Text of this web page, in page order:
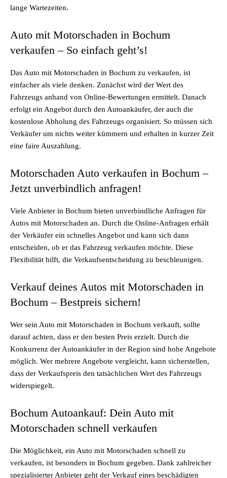
lange Wartezeiten.
Auto mit Motorschaden in Bochum
verkaufen – So einfach geht’s!
Das Auto mit Motorschaden in Bochum zu verkaufen, ist
einfacher als viele denken. Zunächst wird der Wert des
Fahrzeugs anhand von Online-Bewertungen ermittelt. Danach
erfolgt ein Angebot durch den Autoankäufer, der auch die
kostenlose Abholung des Fahrzeugs organisiert. So müssen sich
Verkäufer um nichts weiter kümmern und erhalten in kurzer Zeit
eine faire Auszahlung.
Motorschaden Auto verkaufen in Bochum –
Jetzt unverbindlich anfragen!
Viele Anbieter in Bochum bieten unverbindliche Anfragen für
Autos mit Motorschaden an. Durch die Online-Anfragen erhält
der Verkäufer ein schnelles Angebot und kann sich dann
entscheiden, ob er das Fahrzeug verkaufen möchte. Diese
Flexibilität hilft, die Verkaufsentscheidung zu beschleunigen.
Verkauf deines Autos mit Motorschaden in
Bochum – Bestpreis sichern!
Wer sein Auto mit Motorschaden in Bochum verkauft, sollte
darauf achten, dass er den besten Preis erzielt. Durch die
Konkurrenz der Autoankäufer in der Region sind hohe Angebote
möglich. Wer mehrere Angebote vergleicht, kann sicherstellen,
dass der Verkaufspreis den tatsächlichen Wert des Fahrzeugs
widerspiegelt.
Bochum Autoankauf: Dein Auto mit
Motorschaden schnell verkaufen
Die Möglichkeit, ein Auto mit Motorschaden schnell zu
verkaufen, ist besonders in Bochum gegeben. Dank zahlreicher
spezialisierter Anbieter geht der Verkauf eines beschädigten